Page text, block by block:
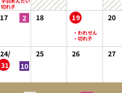
17 18 19 20
24/
31
25 26 27